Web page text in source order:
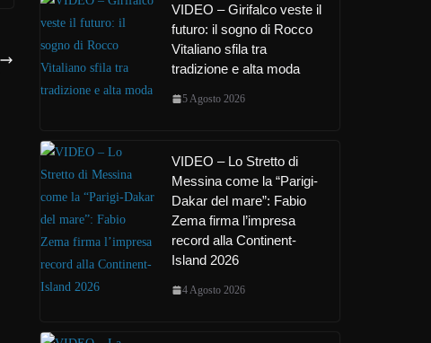
VIDEO – Girifalco veste il
futuro: il sogno di Rocco
Vitaliano sfila tra
tradizione e alta moda
5 Agosto 2026
VIDEO – Lo Stretto di
Messina come la “Parigi-
Dakar del mare”: Fabio
Zema firma l’impresa
record alla Continent-
Island 2026
4 Agosto 2026